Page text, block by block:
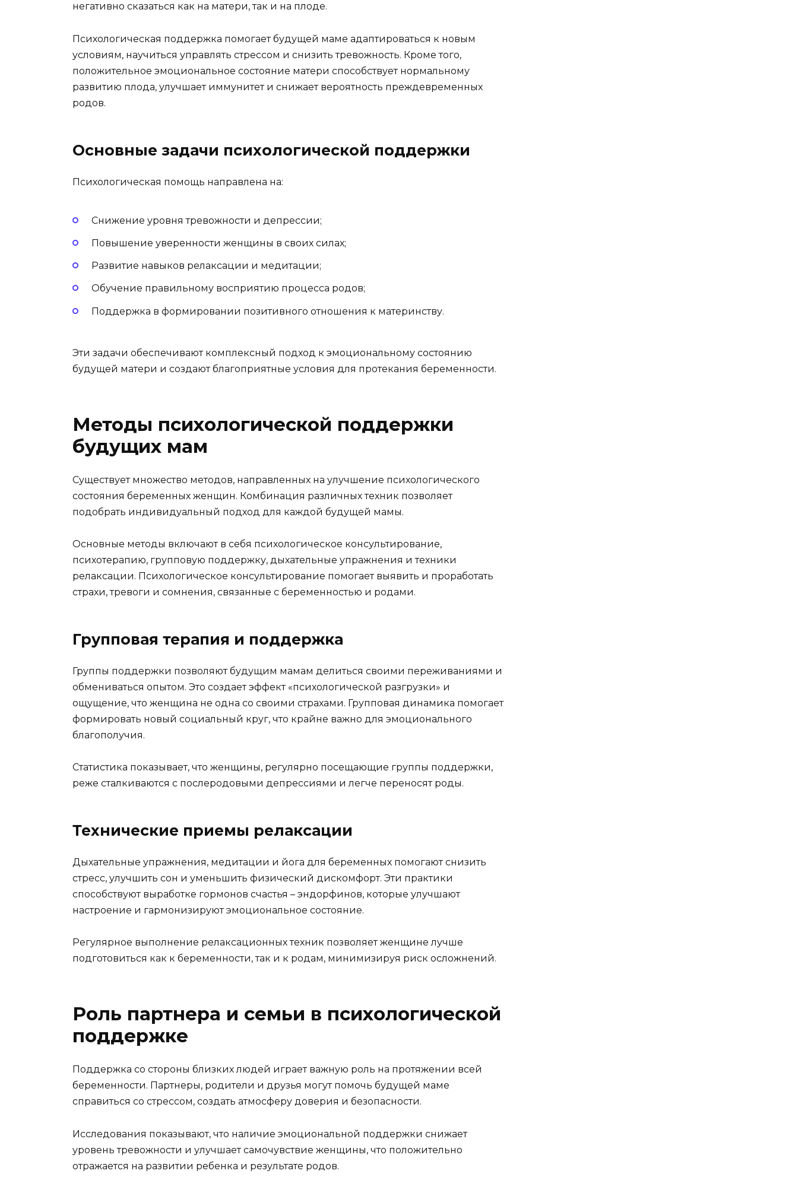
негативно сказаться как на матери, так и на плоде.
Психологическая поддержка помогает будущей маме адаптироваться к новым
условиям, научиться управлять стрессом и снизить тревожность. Кроме того,
положительное эмоциональное состояние матери способствует нормальному
развитию плода, улучшает иммунитет и снижает вероятность преждевременных
родов.
Основные задачи психологической поддержки
Психологическая помощь направлена на:
Снижение уровня тревожности и депрессии;
Повышение уверенности женщины в своих силах;
Развитие навыков релаксации и медитации;
Обучение правильному восприятию процесса родов;
Поддержка в формировании позитивного отношения к материнству.
Эти задачи обеспечивают комплексный подход к эмоциональному состоянию
будущей матери и создают благоприятные условия для протекания беременности.
Методы психологической поддержки
будущих мам
Существует множество методов, направленных на улучшение психологического
состояния беременных женщин. Комбинация различных техник позволяет
подобрать индивидуальный подход для каждой будущей мамы.
Основные методы включают в себя психологическое консультирование,
психотерапию, групповую поддержку, дыхательные упражнения и техники
релаксации. Психологическое консультирование помогает выявить и проработать
страхи, тревоги и сомнения, связанные с беременностью и родами.
Групповая терапия и поддержка
Группы поддержки позволяют будущим мамам делиться своими переживаниями и
обмениваться опытом. Это создает эффект «психологической разгрузки» и
ощущение, что женщина не одна со своими страхами. Групповая динамика помогает
формировать новый социальный круг, что крайне важно для эмоционального
благополучия.
Статистика показывает, что женщины, регулярно посещающие группы поддержки,
реже сталкиваются с послеродовыми депрессиями и легче переносят роды.
Технические приемы релаксации
Дыхательные упражнения, медитации и йога для беременных помогают снизить
стресс, улучшить сон и уменьшить физический дискомфорт. Эти практики
способствуют выработке гормонов счастья – эндорфинов, которые улучшают
настроение и гармонизируют эмоциональное состояние.
Регулярное выполнение релаксационных техник позволяет женщине лучше
подготовиться как к беременности, так и к родам, минимизируя риск осложнений.
Роль партнера и семьи в психологической
поддержке
Поддержка со стороны близких людей играет важную роль на протяжении всей
беременности. Партнеры, родители и друзья могут помочь будущей маме
справиться со стрессом, создать атмосферу доверия и безопасности.
Исследования показывают, что наличие эмоциональной поддержки снижает
уровень тревожности и улучшает самочувствие женщины, что положительно
отражается на развитии ребенка и результате родов.